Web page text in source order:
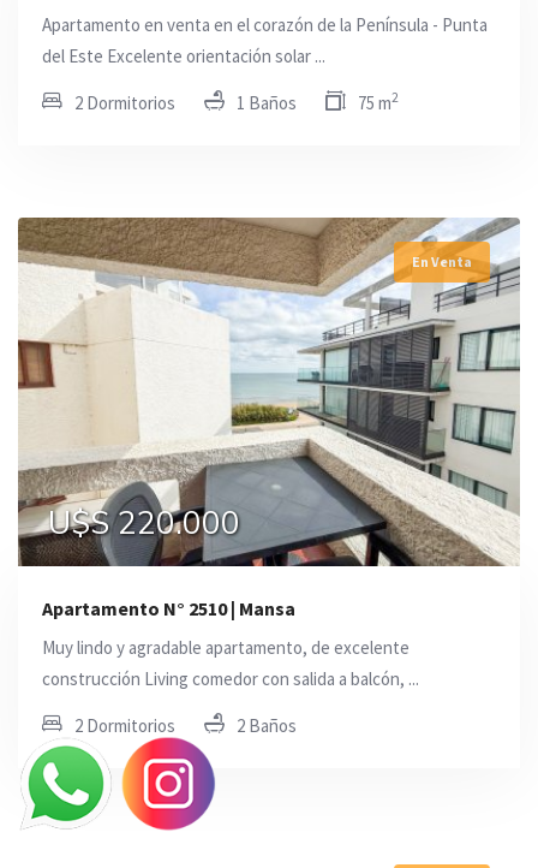
Apartamento en venta en el corazón de la Península - Punta
del Este Excelente orientación solar ...
2 Dormitorios 1 Baños 75 m2
En Venta
U$S 220.000
Apartamento N° 2510 | Mansa
Muy lindo y agradable apartamento, de excelente
construcción Living comedor con salida a balcón, ...
2 Dormitorios 2 Baños